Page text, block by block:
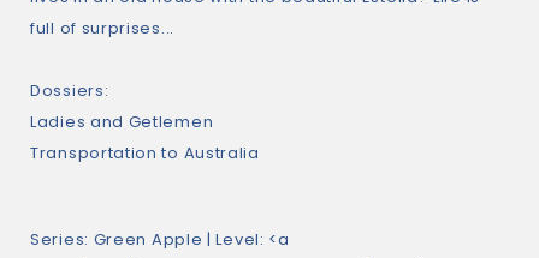
full of surprises...
Dossiers:
Ladies and Getlemen
Transportation to Australia
Series: Green Apple | Level: <a